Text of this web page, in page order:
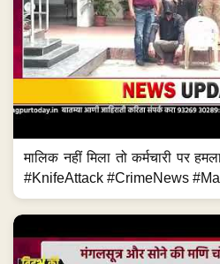
मालिक नहीं मिला तो कर्मचारी पर
#KnifeAttack #CrimeNews